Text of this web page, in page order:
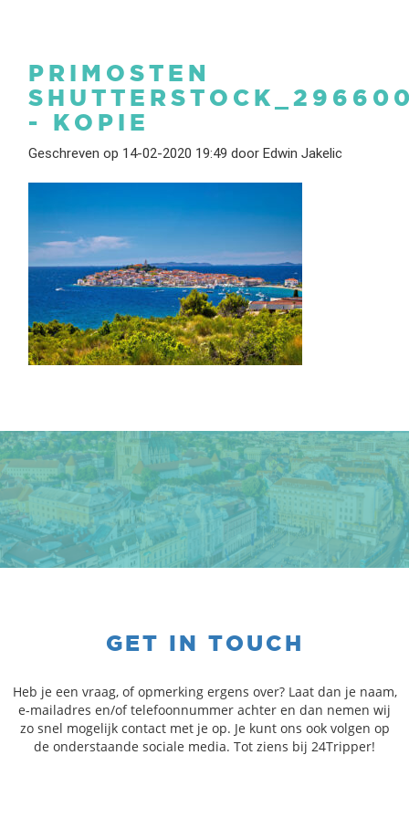
PRIMOSTEN
- KOPIE
Geschreven op 14-02-2020 19:49 door Edwin Jakelic
GET IN TOUCH
Heb je een vraag, of opmerking ergens over? Laat dan je naam,
e-mailadres en/of telefoonnummer achter en dan nemen wij
zo snel mogelijk contact met je op. Je kunt ons ook volgen op
de onderstaande sociale media. Tot ziens bij 24Tripper!